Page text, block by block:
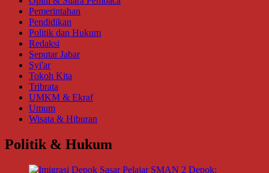
Pemerintahan
Pendidikan
Politik dan Hukum
Redaksi
Seputar Jabar
Syi'ar
Tokoh Kita
Tribrata
UMKM & Ekraf
Umum
Wisata & Hiburan
Politik & Hukum